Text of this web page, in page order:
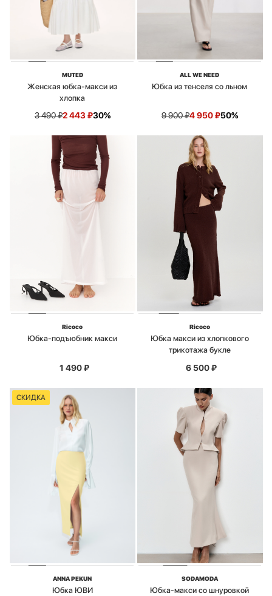
MUTED
Женская юбка-макси из
хлопка
3 490₽2 443₽30%
ALL WE NEED
Юбка из тенселя со льном
9 900₽4 950₽50%
Ricoco
Юбка-подъюбник макси
1 490₽
Ricoco
Юбка макси из хлопкового
трикотажа букле
6 500₽
СКИДКА
ANNA PEKUN
Юбка ЮВИ
SODAMODA
Юбка-макси со шнуровкой